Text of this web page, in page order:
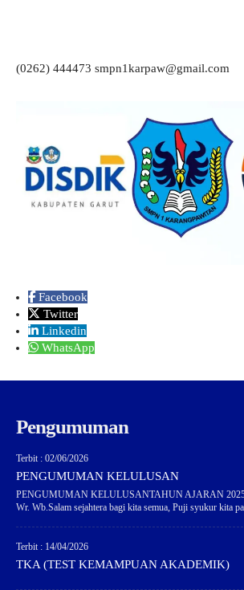
(0262) 444473 smpn1karpaw@gmail.com
Facebook
Twitter
Linkedin
WhatsApp
Pengumuman
Terbit : 02/06/2026
PENGUMUMAN KELULUSAN
PENGUMUMAN KELULUSANTAHUN AJARAN 2025/
Wr. Wb.Salam sejahtera bagi kita semua, Puji syukur kita
Terbit : 14/04/2026
TKA (TEST KEMAMPUAN AKADEMIK)